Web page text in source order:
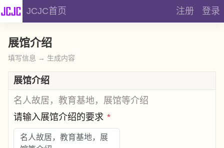
JCJC首页 注册 登录
展馆介绍
填写信息 → 生成内容
展馆介绍
名人故居，教育基地，展馆等介绍
请输入展馆介绍的要求 *